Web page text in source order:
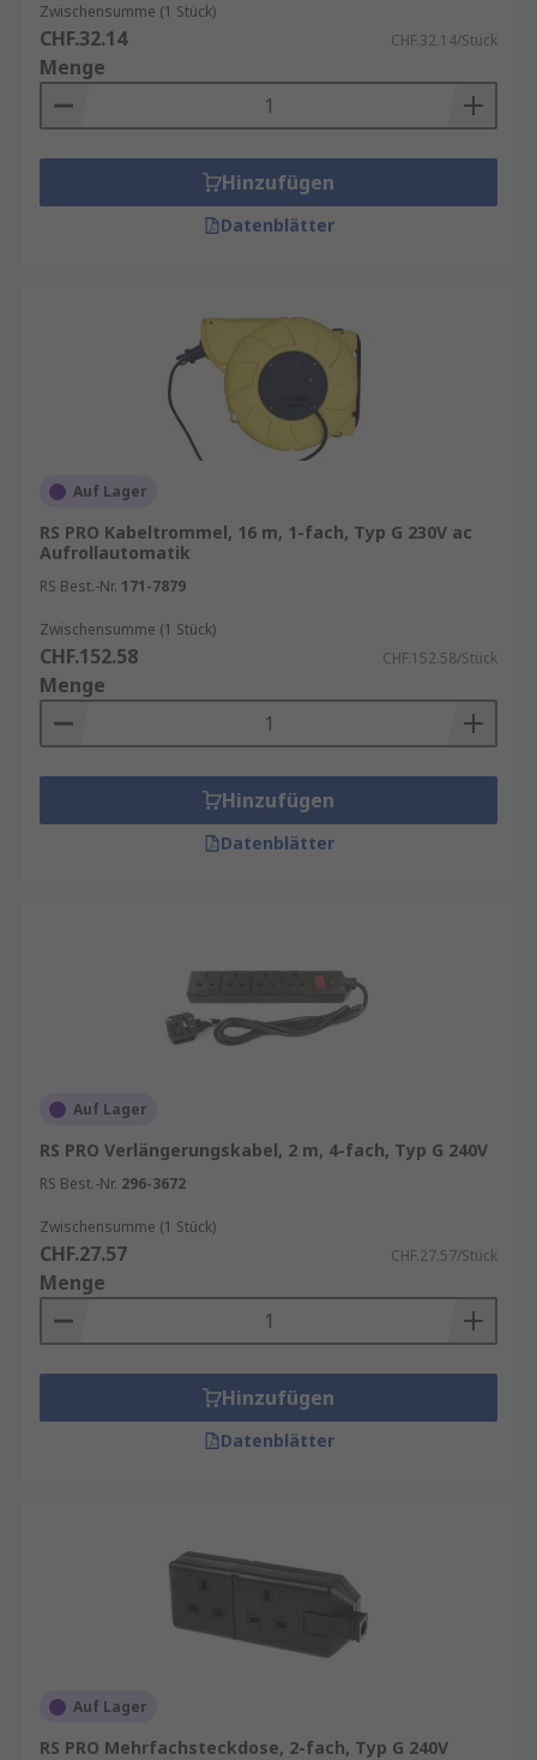
Zwischensumme (1 Stück)
CHF.32.14 CHF.32.14/Stück
Menge
Hinzufügen
Datenblätter
Auf Lager
RS PRO Kabeltrommel, 16 m, 1-fach, Typ G 230V ac
Aufrollautomatik
RS Best.-Nr. 171-7879
Zwischensumme (1 Stück)
CHF.152.58 CHF.152.58/Stück
Menge
Hinzufügen
Datenblätter
Auf Lager
RS PRO Verlängerungskabel, 2 m, 4-fach, Typ G 240V
RS Best.-Nr. 296-3672
Zwischensumme (1 Stück)
CHF.27.57 CHF.27.57/Stück
Menge
Hinzufügen
Datenblätter
Auf Lager
RS PRO Mehrfachsteckdose, 2-fach, Typ G 240V